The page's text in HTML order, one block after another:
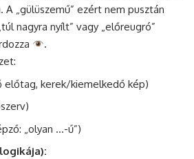
A „gülüszemű” ezért nem pusztán
nagyra nyílt” vagy „előreugró”
.
előtag, kerek/kiemelkedő kép)
„olyan …-ű”)